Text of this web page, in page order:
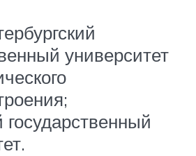
университет
государственный